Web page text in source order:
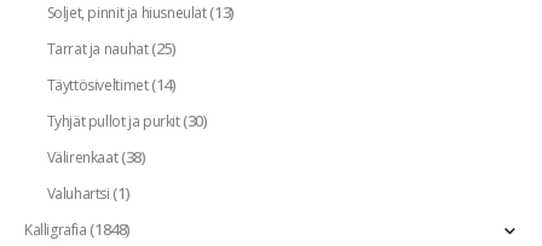
Soljet, pinnit ja hiusneulat(13)
Tarrat ja nauhat(25)
Täyttösiveltimet(14)
Tyhjät pullot ja purkit(30)
Välirenkaat(38)
Valuhartsi(1)
Kalligrafia(1848)